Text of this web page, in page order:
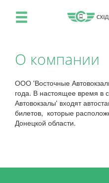
О компании
ООО 'Восточные
года. В настоящее время в
Автовокзалы' входят
билетов, которые
Донецкой области.